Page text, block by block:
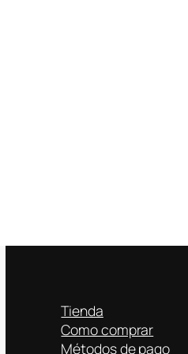
Tienda
Como comprar
Métodos de pago